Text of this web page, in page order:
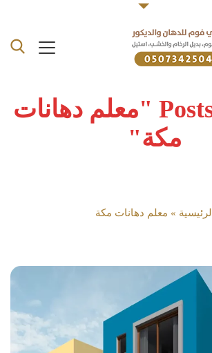
Posts Tagged "معلم دهانات
مكة"
الرئيسية » معلم دهانات مكة